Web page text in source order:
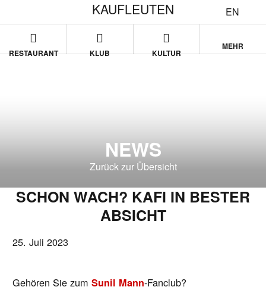
EN
KAUFLEUTEN
RESTAURANT KLUB KULTUR
MEHR
NEWS
Zurück zur Übersicht
SCHON WACH? KAFI IN BESTER
ABSICHT
25. Juli 2023
Gehören Sie zumSunil Mann-Fanclub?